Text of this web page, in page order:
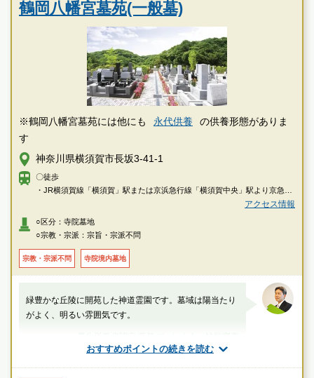
鶴岡八幡宮墓苑(一般墓)
※鶴岡八幡宮墓苑には他にも 永代供養
の供養形態がありま
す
神奈川県横須賀市長坂3-41-1
〇徒歩
・JR横須賀線「横須賀」駅または京浜急行線「横須賀中央」駅より京急バ
ス「三崎口駅行き」「横須賀市民病院行き」乗車、「武山」下車徒歩約18
分
・横浜横須賀道路「衣笠インター」より約5分
アクセス情報
○区分：寺院墓地
○宗教・宗派：宗旨・宗派不問
宗教・宗派不問 寺院境内墓地
おすすめポイントの続きを読む
緑豊かな丘陵に開苑した神道霊園です。墓域は陽当たり
がよく、明るい雰囲気です。
厚生労働省認定 葬祭ディレクター技能審査
1級葬祭ディレクター 田中（業界歴15年）